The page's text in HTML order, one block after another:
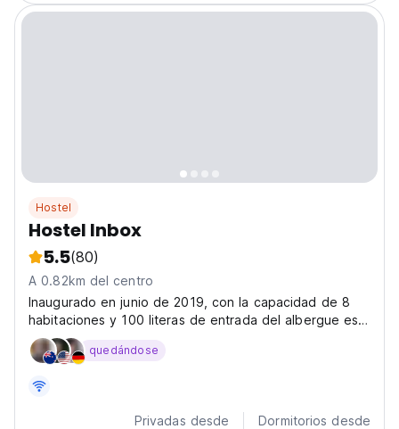
Hostel
Hostel Inbox
5.5(80)
A 0.82km del centro
Inaugurado en junio de 2019, con la capacidad de 8
habitaciones y 100 literas de entrada del albergue está
diseñada para alojar
quedándose
Privadas desde Dormitorios desde